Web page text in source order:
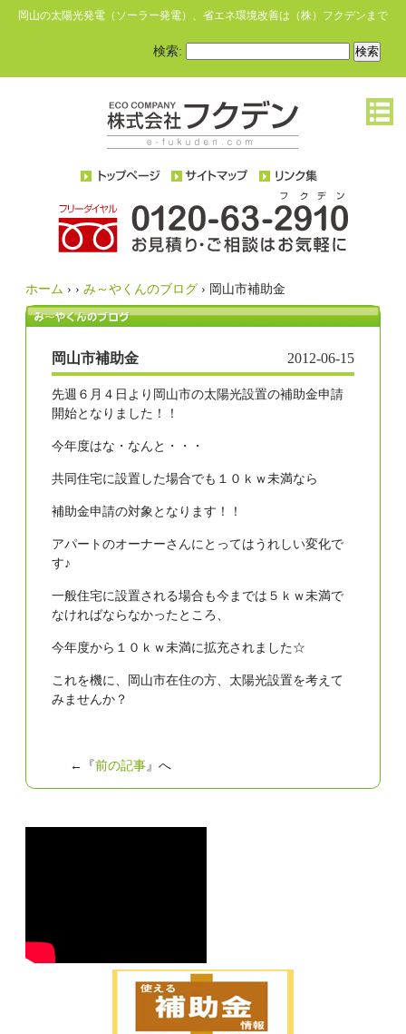
岡山の太陽光発電（ソーラー発電）、省エネ環境改善は（株）フクデンまで
検索:
ホーム › › み～やくんのブログ › 岡山市補助金
岡山市補助金 2012-06-15
先週６月４日より岡山市の太陽光設置の補助金申請
開始となりました！！
今年度はな・なんと・・・
共同住宅に設置した場合でも１０ｋｗ未満なら
補助金申請の対象となります！！
アパートのオーナーさんにとってはうれしい変化で
す♪
一般住宅に設置される場合も今までは５ｋｗ未満で
なければならなかったところ、
今年度から１０ｋｗ未満に拡充されました☆
これを機に、岡山市在住の方、太陽光設置を考えて
みませんか？
←『前の記事 』へ